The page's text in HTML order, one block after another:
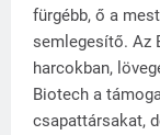
fürgébb, ő a
semlegesítő. Az
harcokban,
Biotech a
csapattársakat,